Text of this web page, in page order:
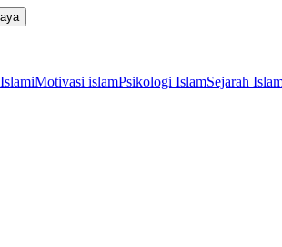
Motivasi islamPsikologi IslamSejarah